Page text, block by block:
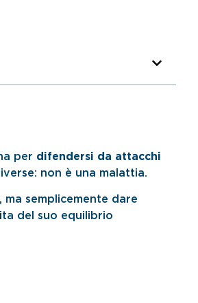
per difendersi da attacchi
non è una malattia.
semplicemente dare
del suo equilibrio